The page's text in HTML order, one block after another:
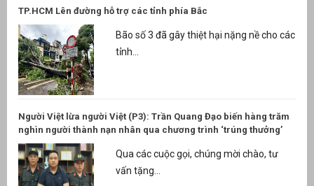
TP.HCM Lên đường hỗ trợ các tỉnh phía Bắc
Bão số 3 đã gây thiệt hại nặng nề cho các
tỉnh...
Người Việt lừa người Việt (P3): Trần Quang Đạo biến hàng trăm
nghìn người thành nạn nhân qua chương trình ‘trúng thưởng’
Qua các cuộc gọi, chúng mời chào, tư
vấn tặng...